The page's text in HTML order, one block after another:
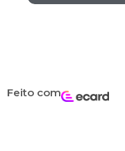
Feito com